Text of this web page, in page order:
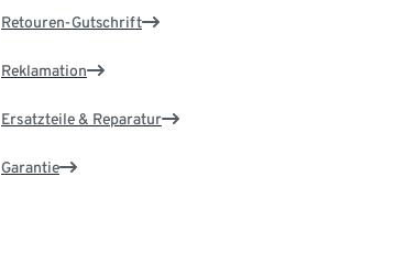
Retouren-Gutschrift
Reklamation
Ersatzteile & Reparatur
Garantie